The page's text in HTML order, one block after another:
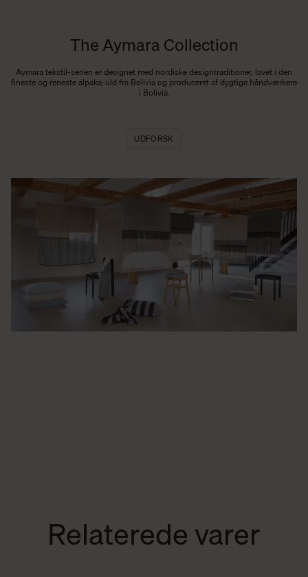
The Aymara Collection
Aymaratekstil-serien er designet med nordiske designtraditioner, lavet i den
fineste og renestealpaka-uld fra Bolivia og produceret af dygtige håndværkere
i Bolivia.
UDFORSK
Relaterede varer